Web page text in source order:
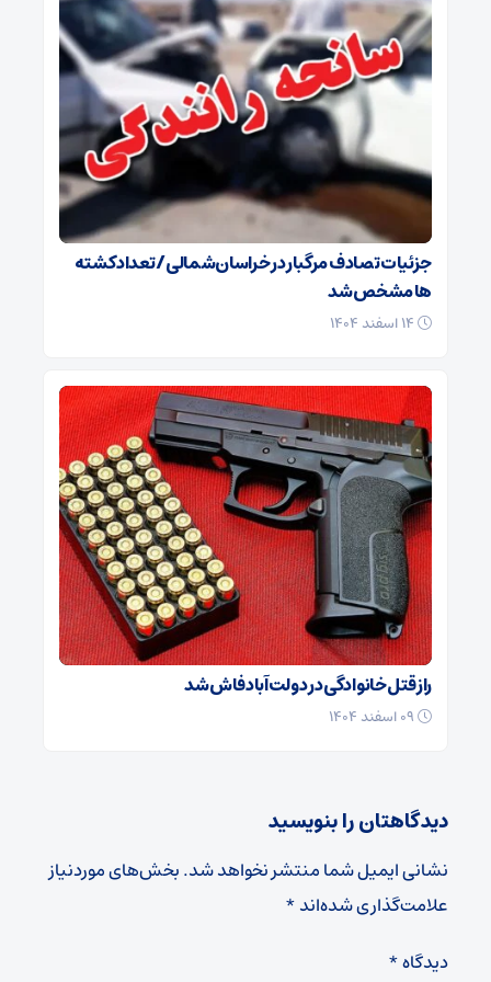
جزئیات تصادف مرگبار در خراسان‌شمالی/ تعداد کشته
ها مشخص شد
راز قتل خانوادگی در دولت‌آباد فاش شد
دیدگاهتان را بنویسید
نشانی ایمیل شما منتشر نخواهد شد.بخش‌های موردنیاز
علامت‌گذاری شده‌اند*
دیدگاه*